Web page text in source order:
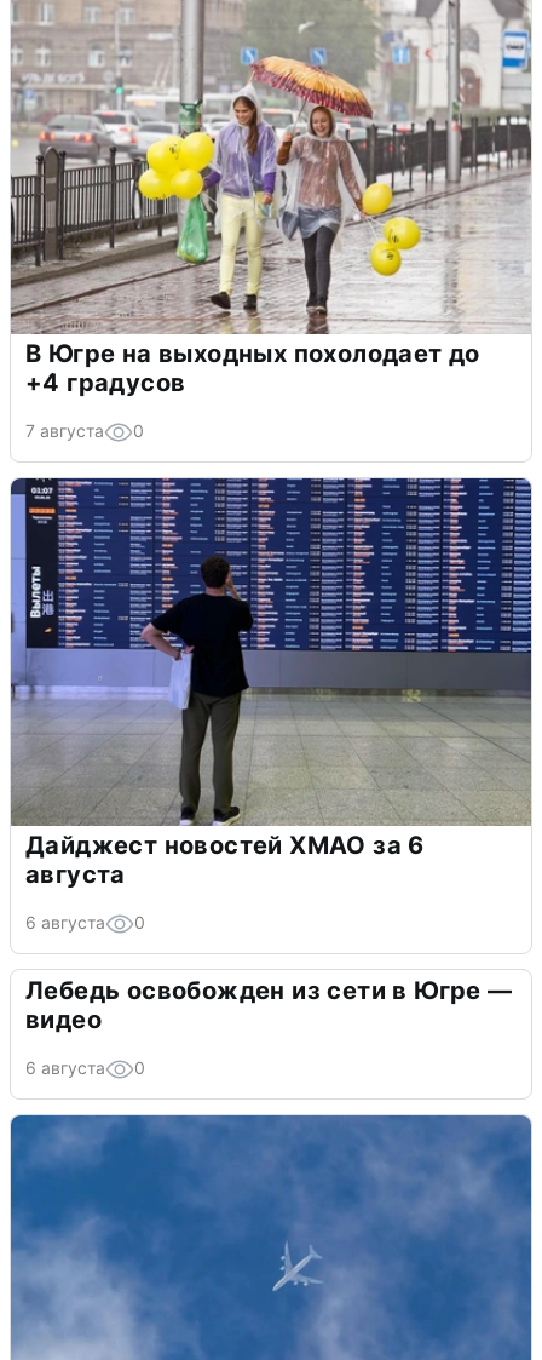
В Югре на выходных похолодает до
+4 градусов
7 августа 0
Дайджест новостей ХМАО за 6
августа
6 августа 0
Лебедь освобожден из сети в Югре —
видео
6 августа 0